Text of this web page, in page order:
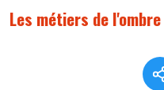
Les métiers de l'ombre